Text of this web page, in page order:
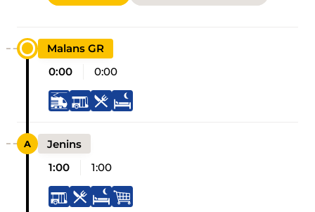
Malans GR
0:00
0:00
Jenins
1:00
1:00